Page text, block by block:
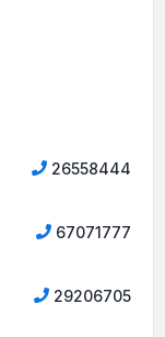
26558444
67071777
29206705